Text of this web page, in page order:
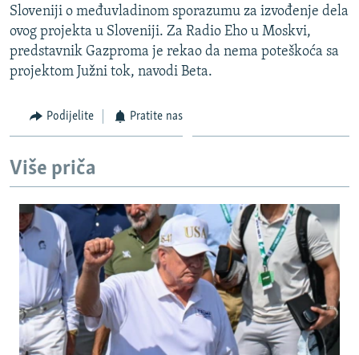
SPECIJALI RSE
VIŠE OD NASLOVA
GENOCID U SREBRENICI
TV LIBERTY
POST SCRIPTUM
TRI DECENIJE OD RATA U BIH
SVE KARTE DEJTONA
NASTANAK I RASPAD JUGOSLAVIJE
PRATITE NAS
Sve RFE/RL stranice
Sloveniji o međuvladinom sporazumu za izvođenje dela
ovog projekta u Sloveniji. Za Radio Eho u Moskvi,
predstavnik Gazproma je rekao da nema poteškoća sa
projektom Južni tok, navodi Beta.
Podijelite Pratite nas
Više priča